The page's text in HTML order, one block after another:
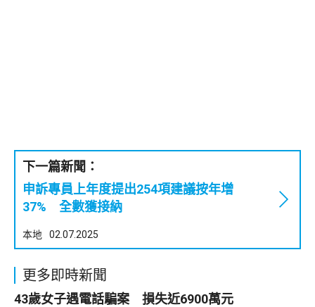
下一篇新聞：
申訴專員上年度提出254項建議按年增
37% 全數獲接納
本地 02.07.2025
更多即時新聞
43歲女子遇電話騙案 損失近6900萬元